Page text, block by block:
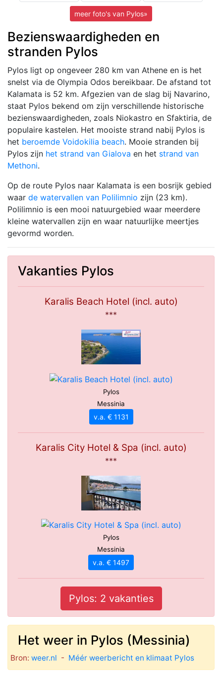
meer foto's van Pylos»
Bezienswaardigheden en
stranden Pylos
Pylos ligt op ongeveer 280 km van Athene en is het
snelst via de Olympia Odos bereikbaar. De afstand tot
Kalamata is 52 km. Afgezien van de slag bij Navarino,
staat Pylos bekend om zijn verschillende historische
bezienswaardigheden, zoals Niokastro en Sfaktiria, de
populaire kastelen. Het mooiste strand nabij Pylos is
het beroemde Voidokilia beach. Mooie stranden bij
Pylos zijn het strand van Gialova en het strand van
Methoni.
Op de route Pylos naar Kalamata is een bosrijk gebied
waar de watervallen van Polilimnio zijn (23 km).
Polilimnio is een mooi natuurgebied waar meerdere
kleine watervallen zijn en waar natuurlijke meertjes
gevormd worden.
Vakanties Pylos
Karalis Beach Hotel (incl. auto)
***
Pylos
Messinia
v.a. € 1131
Karalis City Hotel & Spa (incl. auto)
***
Pylos
Messinia
v.a. € 1497
Pylos: 2 vakanties
Het weer in Pylos (Messinia)
Bron: weer.nl - Méér weerbericht en klimaat Pylos